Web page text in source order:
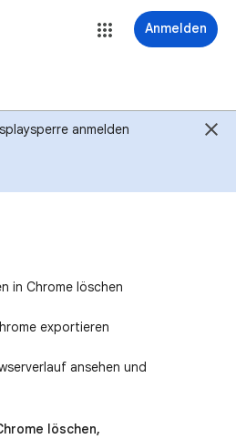
Anmelden
anmelden
in Chrome löschen
exportieren
ansehen und
löschen,